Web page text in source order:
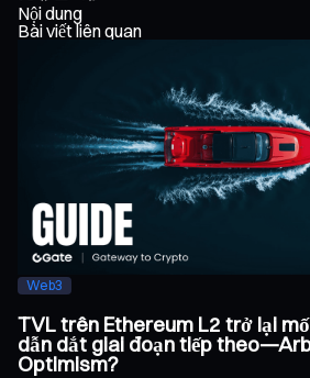
Nội dung
Bài viết liên quan
Web3
TVL trên Ethereum L2 trở lại
dẫn dắt giai đoạn tiếp
Optimism?